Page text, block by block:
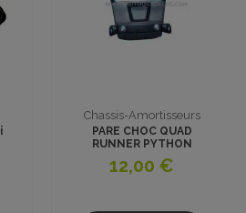
Chassis-Amortisseurs
PARE CHOC QUAD
RUNNER PYTHON
12,00 €